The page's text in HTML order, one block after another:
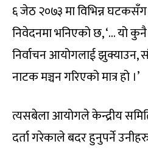
६ जेठ २०७३ मा विभिन्न
निवेदनमा भनिएको छ, ‘… यो कुनै
निर्वाचन आयोगलाई झुक्याउन,
नाटक मञ्चन गरिएको मात्र हो ।’
त्यसबेला आयोगले केन्द्रीय
दर्ता गरेकाले बदर हुनुपर्ने